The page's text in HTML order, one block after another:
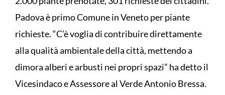
Padova è primo Comune in Veneto per piante
richieste. “C’è voglia di contribuire direttamente
alla qualità ambientale della città, mettendo a
dimora alberi e arbusti nei propri spazi” ha detto il
Vicesindaco e Assessore al Verde Antonio Bressa.